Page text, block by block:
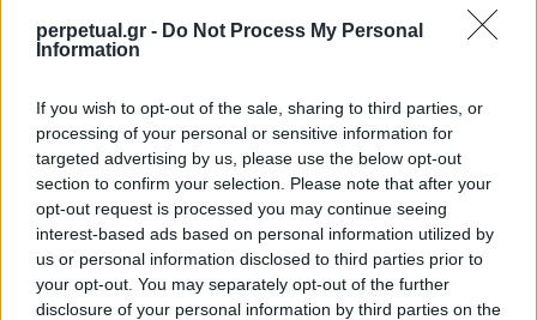
perpetual.gr - Do Not Process My Personal
Information
If you wish to opt-out of the sale, sharing to third parties, or
processing of your personal or sensitive information for
targeted advertising by us, please use the below opt-out
section to confirm your selection. Please note that after your
opt-out request is processed you may continue seeing
interest-based ads based on personal information utilized by
us or personal information disclosed to third parties prior to
your opt-out. You may separately opt-out of the further
disclosure of your personal information by third parties on the
‘Oldboy΄’ θα περιλαμβάνει την ακατέργαστη
μάχης και το σπλαχνικό στυλ που έκαναν την
ταινία κλασική”, πρόσθεσε.
Αξίζει να σημειωθεί ότι το 2013, ο Spike Lee
σκηνοθέτησε ένα αγγλόφωνο remake του “Oldboy”
με πρωταγωνιστές τους Josh Brolin, Elizabeth
Olsen, Sharlto Copley, Samuel L. Jackson και